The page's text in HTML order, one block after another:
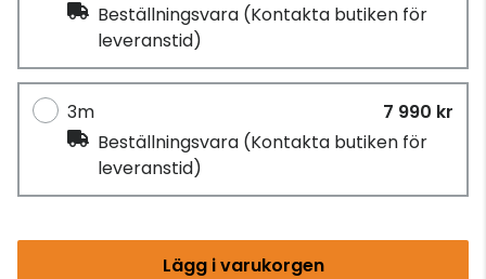
Beställningsvara (Kontakta butiken för
leveranstid)
3m
7 990 kr
Beställningsvara (Kontakta butiken för
leveranstid)
Lägg i varukorgen